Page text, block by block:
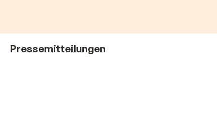
Pressemitteilungen